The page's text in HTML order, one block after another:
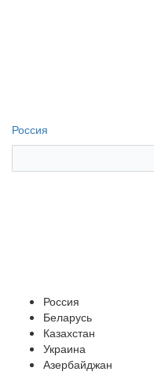
Россия
Россия
Беларусь
Казахстан
Украина
Азербайджан